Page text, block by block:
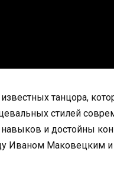
танцора,
стилей
и достойны
Иваном Маковецким и